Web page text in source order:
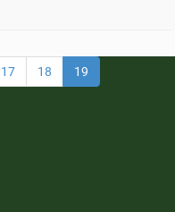
17 18 19